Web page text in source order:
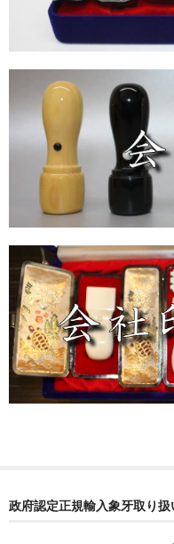
政府認定正規輸入象牙取り扱